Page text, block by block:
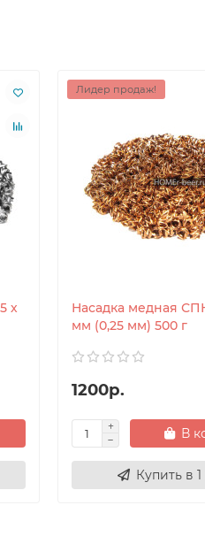
х
Лидер продаж!
Насадка медная
мм (0,25 мм) 500 г
1200р.
В
Купить в